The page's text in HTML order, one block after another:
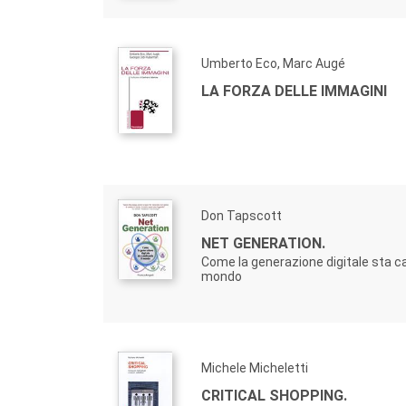
Umberto Eco, Marc Augé
LA FORZA DELLE IMMAGINI
Don Tapscott
NET GENERATION.
Come la generazione digitale sta
mondo
Michele Micheletti
CRITICAL SHOPPING.